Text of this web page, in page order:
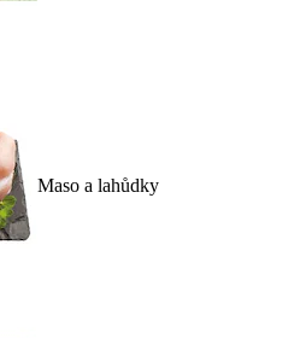
Maso a lahůdky